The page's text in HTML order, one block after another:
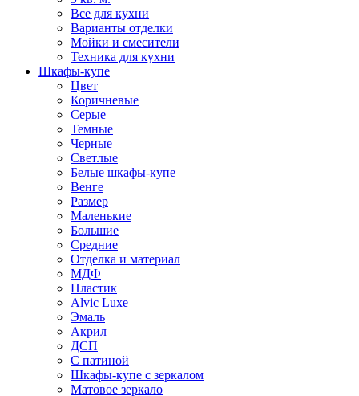
Все для кухни
Варианты отделки
Мойки и смесители
Техника для кухни
Шкафы-купе
Цвет
Коричневые
Серые
Темные
Черные
Светлые
Белые шкафы-купе
Венге
Размер
Маленькие
Большие
Средние
Отделка и материал
МДФ
Пластик
Alvic Luxe
Эмаль
Акрил
ДСП
С патиной
Шкафы-купе с зеркалом
Матовое зеркало